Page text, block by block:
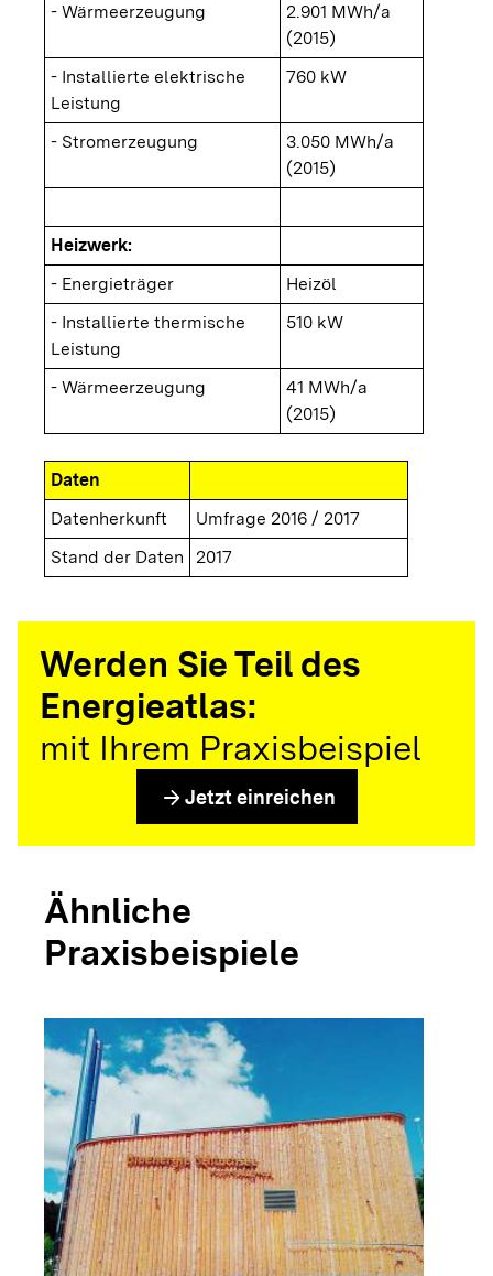
- Wärmeerzeugung
2.901 MWh/a
(2015)
- Installierte elektrische
Leistung
760 kW
- Stromerzeugung
3.050 MWh/a
(2015)
Heizwerk:
- Energieträger
Heizöl
- Installierte thermische
Leistung
510 kW
- Wärmeerzeugung
41 MWh/a
(2015)
Daten
Datenherkunft
Umfrage 2016 / 2017
Stand der Daten
2017
Werden Sie Teil des
Energieatlas:
mit Ihrem Praxisbeispiel
arrow_forward Jetzt einreichen
Ähnliche
Praxisbeispiele